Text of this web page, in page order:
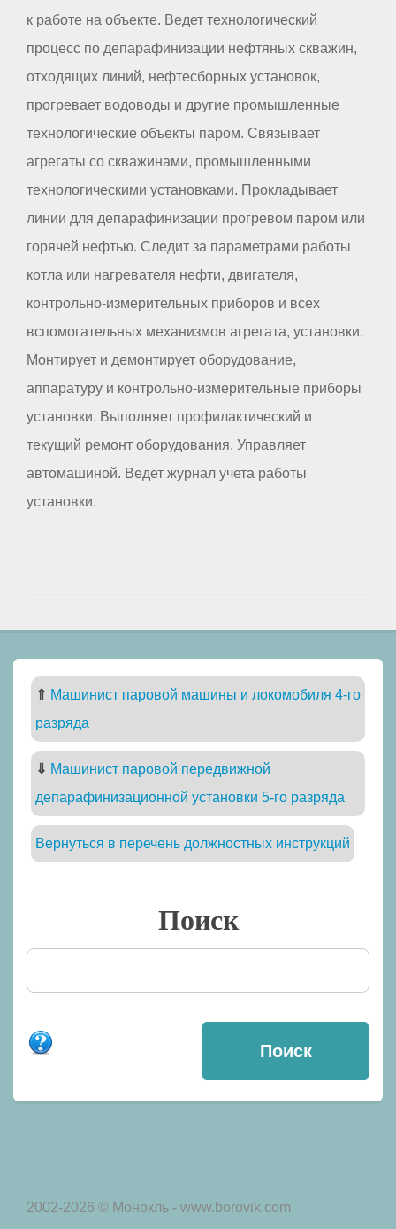
к работе на объекте. Ведет технологический
процесс по депарафинизации нефтяных скважин,
отходящих линий, нефтесборных установок,
прогревает водоводы и другие промышленные
технологические объекты паром. Связывает
агрегаты со скважинами, промышленными
технологическими установками. Прокладывает
линии для депарафинизации прогревом паром или
горячей нефтью. Следит за параметрами работы
котла или нагревателя нефти, двигателя,
контрольно-измерительных приборов и всех
вспомогательных механизмов агрегата, установки.
Монтирует и демонтирует оборудование,
аппаратуру и контрольно-измерительные приборы
установки. Выполняет профилактический и
текущий ремонт оборудования. Управляет
автомашиной. Ведет журнал учета работы
установки.
⇑ Машинист паровой машины и локомобиля 4-го
разряда
⇓ Машинист паровой передвижной
депарафинизационной установки 5-го разряда
Вернуться в перечень должностных инструкций
Поиск
2002-2026 © Монокль - www.borovik.com